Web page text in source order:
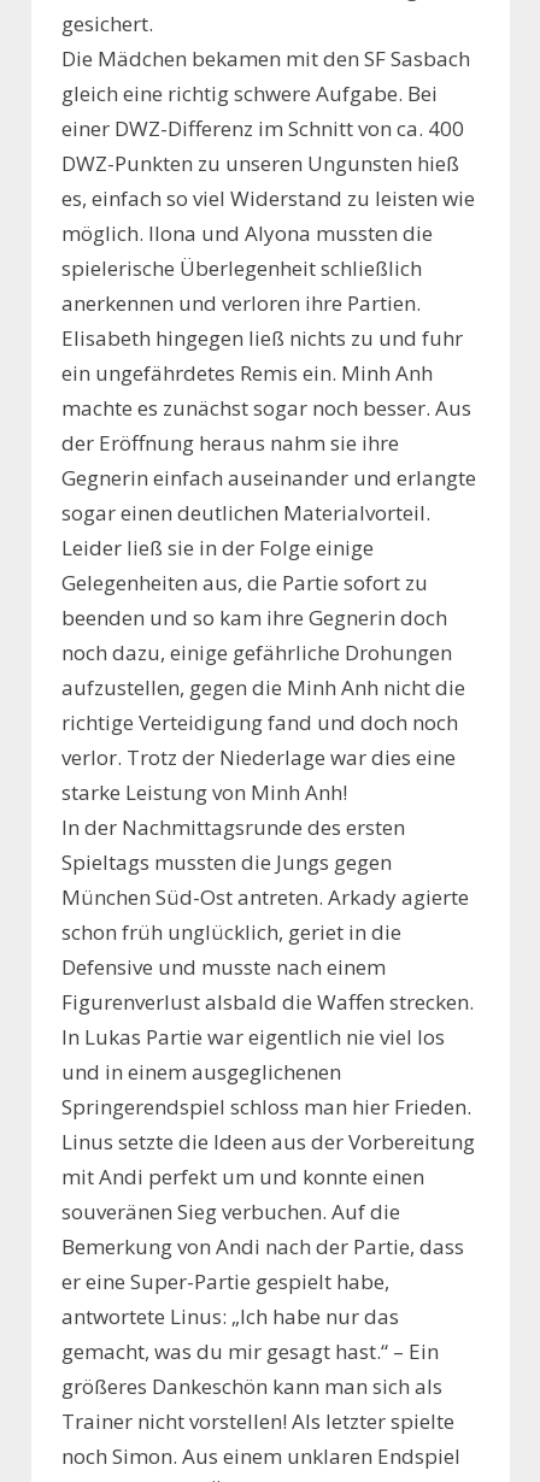
gesichert.
Die Mädchen bekamen mit den SF Sasbach
gleich eine richtig schwere Aufgabe. Bei
einer DWZ-Differenz im Schnitt von ca. 400
DWZ-Punkten zu unseren Ungunsten hieß
es, einfach so viel Widerstand zu leisten wie
möglich. Ilona und Alyona mussten die
spielerische Überlegenheit schließlich
anerkennen und verloren ihre Partien.
Elisabeth hingegen ließ nichts zu und fuhr
ein ungefährdetes Remis ein. Minh Anh
machte es zunächst sogar noch besser. Aus
der Eröffnung heraus nahm sie ihre
Gegnerin einfach auseinander und erlangte
sogar einen deutlichen Materialvorteil.
Leider ließ sie in der Folge einige
Gelegenheiten aus, die Partie sofort zu
beenden und so kam ihre Gegnerin doch
noch dazu, einige gefährliche Drohungen
aufzustellen, gegen die Minh Anh nicht die
richtige Verteidigung fand und doch noch
verlor. Trotz der Niederlage war dies eine
starke Leistung von Minh Anh!
In der Nachmittagsrunde des ersten
Spieltags mussten die Jungs gegen
München Süd-Ost antreten. Arkady agierte
schon früh unglücklich, geriet in die
Defensive und musste nach einem
Figurenverlust alsbald die Waffen strecken.
In Lukas Partie war eigentlich nie viel los
und in einem ausgeglichenen
Springerendspiel schloss man hier Frieden.
Linus setzte die Ideen aus der Vorbereitung
mit Andi perfekt um und konnte einen
souveränen Sieg verbuchen. Auf die
Bemerkung von Andi nach der Partie, dass
er eine Super-Partie gespielt habe,
antwortete Linus: „Ich habe nur das
gemacht, was du mir gesagt hast.“ – Ein
größeres Dankeschön kann man sich als
Trainer nicht vorstellen! Als letzter spielte
noch Simon. Aus einem unklaren Endspiel